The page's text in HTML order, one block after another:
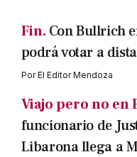
Fin. Con Bullrich
podrá votar a
PorEl Editor Mendoza
Viajo pero no en
funcionario de
Libarona llega a